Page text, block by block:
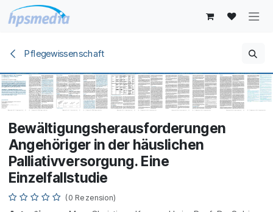
Zum Inhalt springen
Pflegewissenschaft
Bewältigungsherausforderungen
Angehöriger in der häuslichen
Palliativversorgung. Eine
Einzelfallstudie
(0 Rezension)